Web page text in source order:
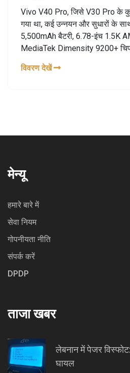
Vivo V40 Pro, जिसे V30 Pro के कुछ
गया था, कई उन्नयन और सुधारों के
5,500mAh बैटरी, 6.78-इंच 1.5K
MediaTek Dimensity 9200+
हासिल किया और इसका थर्मल मैनेजमेंट
विवरण देखें
मेन्यू
हमारे बारे में
सेवा नियम
गोपनीयता नीति
संपर्क करें
DPDP
ताजा खबर
लेबनान में पेजर
घायल